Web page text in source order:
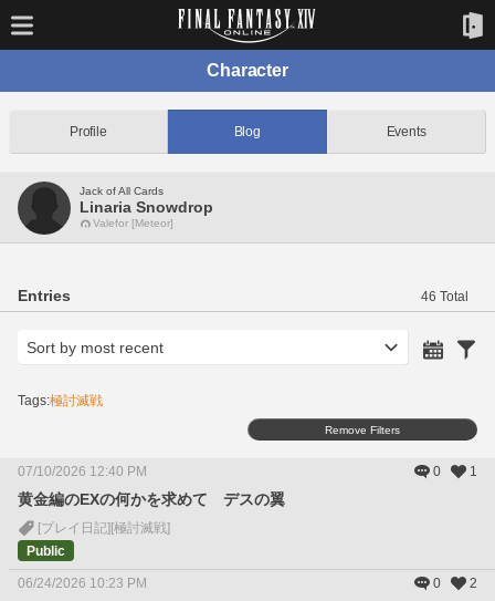
Character
Profile Blog Events
Jack of All Cards
Linaria Snowdrop
Valefor [Meteor]
Entries 46 Total
Tags:極討滅戦
Remove Filters
07/10/2026 12:40 PM 0 1
黄金編のEXの何かを求めて デスの翼
[プレイ日記] [極討滅戦]
Public
06/24/2026 10:23 PM 0 2